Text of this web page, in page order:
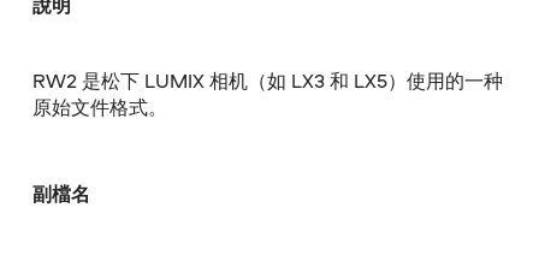
RW2 是松下 LUMIX 相机（如 LX3 和 LX5）使用的一种
原始文件格式。
副檔名